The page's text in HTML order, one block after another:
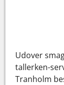
Udover
tallerken-
Tranholm